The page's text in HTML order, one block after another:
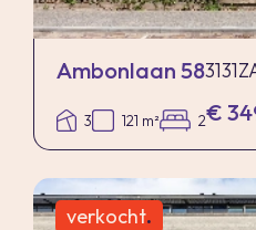
Ambonlaan 58
3 121 m² 2€
verkocht.